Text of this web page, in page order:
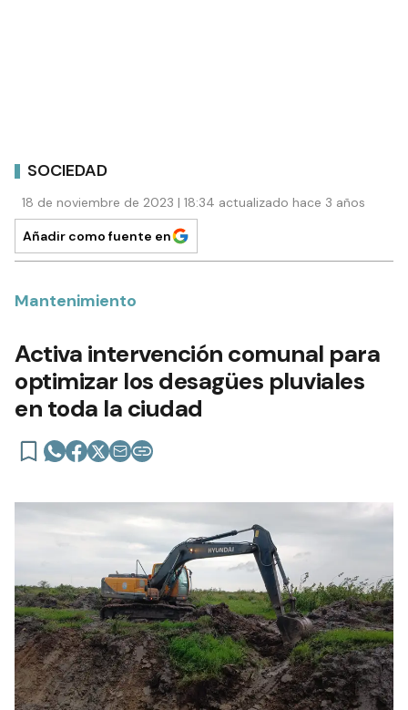
SOCIEDAD
18 de noviembre de 2023 | 18:34 actualizado hace 3 años
Añadir como fuente en
Mantenimiento
Activa intervención comunal para
optimizar los desagües pluviales
en toda la ciudad